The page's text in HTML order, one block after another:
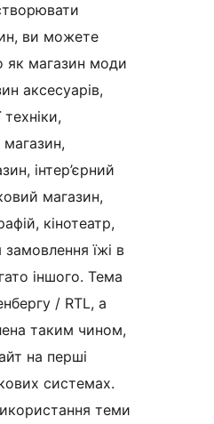
ви можете
як магазин моди
аксесуарів,
інтер’єрний
магазин,
кінотеатр,
їжі в
іншого. Тема
/ RTL, а
таким чином,
на перші
системах.
теми